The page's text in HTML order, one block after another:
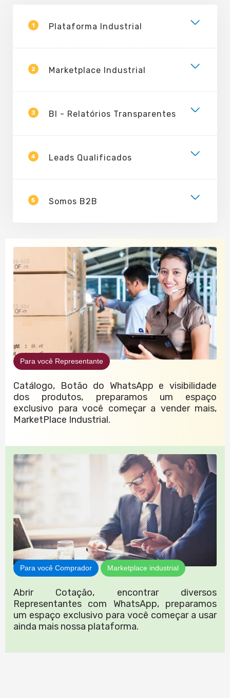
1 Plataforma Industrial
2 Marketplace Industrial
3 BI - Relatórios Transparentes
4 Leads Qualificados
5 Somos B2B
Para você Representante
Catálogo, Botão do WhatsApp e visibilidade
dos produtos, preparamos um espaço
exclusivo para você começar a vender mais,
MarketPlace Industrial.
Para você Comprador Marketplace industrial
Abrir Cotação, encontrar diversos
Representantes com WhatsApp, preparamos
um espaço exclusivo para você começar a usar
ainda mais nossa plataforma.